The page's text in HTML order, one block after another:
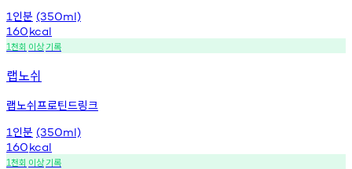
1 인분 (350ml)
160kcal
1천회 이상기록
랩노쉬
랩노쉬프로틴드링크
1 인분 (350ml)
160kcal
1천회 이상기록